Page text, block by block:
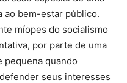
ao bem-estar público.
míopes do socialismo
por parte de uma
pequena quando
seus interesses